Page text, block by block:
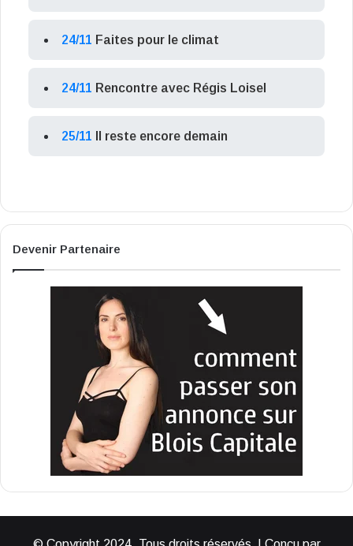
24/11 Faites pour le climat
24/11 Rencontre avec Régis Loisel
25/11 Il reste encore demain
Devenir Partenaire